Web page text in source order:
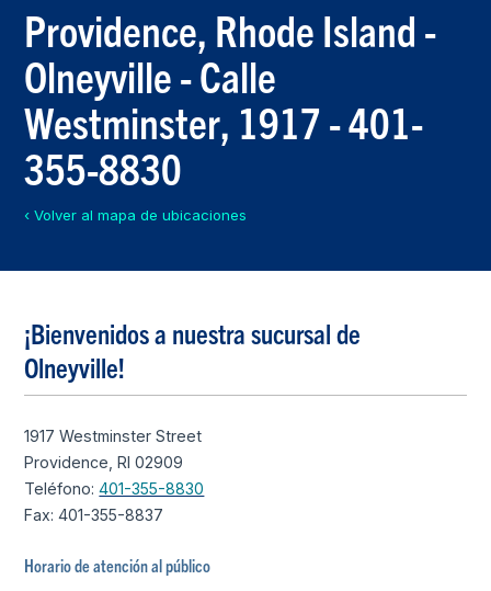
Providence, Rhode Island -
Olneyville - Calle
Westminster, 1917 - 401-
355-8830
‹ Volver al mapa de ubicaciones
¡Bienvenidos a nuestra sucursal de
Olneyville!
1917 Westminster Street
Providence, RI 02909
Teléfono:401-355-8830
Fax: 401-355-8837
Horario de atención al público